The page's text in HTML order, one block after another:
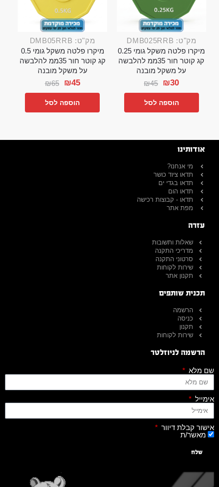
מק"ט: DMB025RRB
מיקרו פלטה משקל גומי 0.25
קג קוטר חור 35ממ להלבשה
על משקל מובנה
₪45 ₪30
הוספה לסל
מק"ט: DMB05RRB
מיקרו פלטה משקל גומי 0.5
קג קוטר חור 35ממ להלבשה
על משקל מובנה
₪65 ₪45
הוספה לסל
אודותינו
מי אנחנו?
תדאו ציוד כושר
תדאו בגדי ים
תדאו הום
תדאו - קבוצות רכישה
מפת אתר
עזרה
שאלות ותשובות
מדריכי התקנה
סרטוני התקנה
שירות לקוחות
תקנון אתר
תכנית שותפים
הרשמה
כניסה
תקנון
שירות לקוחות
הרשמה לניוזלטר
שם מלא
אימייל
אישור קבלת דיוור
מאשר/ת
שלח